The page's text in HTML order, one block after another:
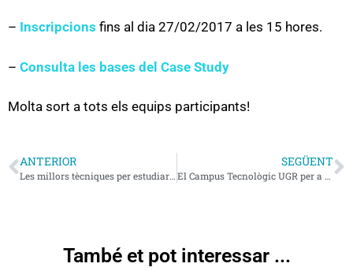
– Inscripcions fins al dia 27/02/2017 a les 15 hores.
– Consulta les bases del Case Study
Molta sort a tots els equips participants!
ANTERIOR
Les millors tècniques per estudiar una enginyeria
SEGÜENT
El Campus Tecnològic UGR per a noies
També et pot interessar ...